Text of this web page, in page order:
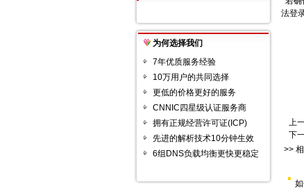
为何选择我们
7年优质服务经验
10万用户的共同选择
更低的价格更好的服务
CNNIC四星级认证服务商
拥有正规经营许可证(ICP)
先进的解析技术10分钟生效
6组DNS负载均衡更快更稳定
法登
上
下
>>